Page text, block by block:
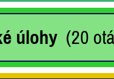
úlohy (20